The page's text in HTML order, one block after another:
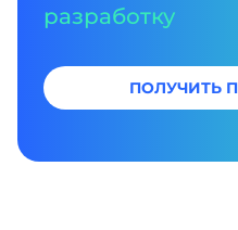
разработку
ПОЛУЧИТЬ